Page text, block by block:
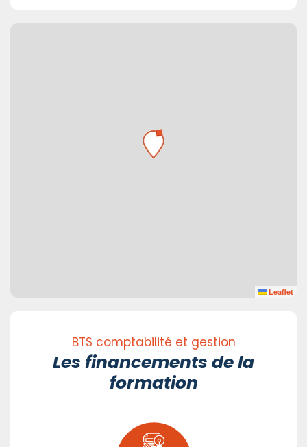
Leaflet
BTS comptabilité et gestion
Les financements de la
formation